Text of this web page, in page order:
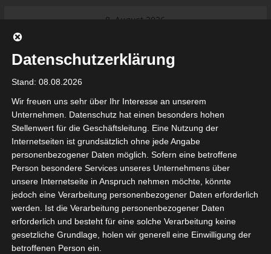
8. August 2026
beginnt am 22. und 23. August
2026 (Update)
Meisterschaft an
Ligue 1 Pro: Spielplan der ersten 15
Spieltage der Saison 2026/2027
Ligue 2 Pro Tunesien 2026/2027 –
Saison beginnt am am 19./20.
September 2026
Internationaler Sportgerichtshof
lehnt Eilverfahren ab – AS Soliman
steuert auf die Ligue 2 zu
tunesienfussball.de
Tunesien Ligafußball
von Google Adsense (Google Ireland Limited, Gordon House, Barrow
Ireland) benötigen wir laut DSGVO Ihre Zustimmung. Es werden seitens
Daten erhoben, verarbeitet und gespeichert. Welche Daten genau
bitte den Datenschutzbedingungen.
Datenschutzerklärung
Stand: 08.08.2026
Wir freuen uns sehr über Ihr Interesse an unserem
Unternehmen. Datenschutz hat einen besonders hohen
Stellenwert für die Geschäftsleitung. Eine Nutzung der
Internetseiten ist grundsätzlich ohne jede Angabe
personenbezogener Daten möglich. Sofern eine betroffene
Person besondere Services unseres Unternehmens über
unsere Internetseite in Anspruch nehmen möchte, könnte
jedoch eine Verarbeitung personenbezogener Daten erforderlich
werden. Ist die Verarbeitung personenbezogener Daten
erforderlich und besteht für eine solche Verarbeitung keine
gesetzliche Grundlage, holen wir generell eine Einwilligung der
betroffenen Person ein.